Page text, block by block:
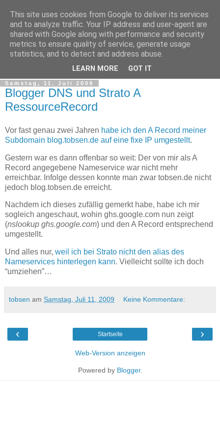
tobsen.de
Dinge die das Leben erleichtern, Wissenswertes, C# und
Samstag, 11. Juli 2009
Blogger DNS und Strato A
RessourceRecord
Vor fast genau zwei Jahren habe ich den A Record meiner
Subdomain blog.tobsen.de auf eine fixe IP umgestellt.
Gestern war es dann offenbar so weit: Der von mir als A
Record angegebene Nameservice war nicht mehr
erreichbar. Infolge dessen konnte man zwar tobsen.de nicht
jedoch blog.tobsen.de erreicht.
Nachdem ich dieses zufällig gemerkt habe, habe ich mir
sogleich angeschaut, wohin ghs.google.com nun zeigt
(nslookup ghs.google.com) und den A Record entsprechend
umgestellt.
Und alles nur, weil ich bei Strato nicht den alias des
Nameservices hinterlegen kann. Vielleicht sollte ich doch
“umziehen”…
tobsen am Samstag, Juli 11, 2009 Keine Kommentare:
‹ ›
Startseite
Web-Version anzeigen
Powered by Blogger.
This site uses cookies from Google to deliver its services
and to analyze traffic. Your IP address and user-agent are
shared with Google along with performance and security
metrics to ensure quality of service, generate usage
statistics, and to detect and address abuse.
LEARN MORE GOT IT